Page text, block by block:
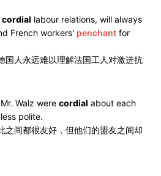
cordial labour relations, will always
French workers' penchant for
国人永远难以理解法国工人对激进抗
Walz were cordial about each
polite.
之间都很友好，但他们的盟友之间却